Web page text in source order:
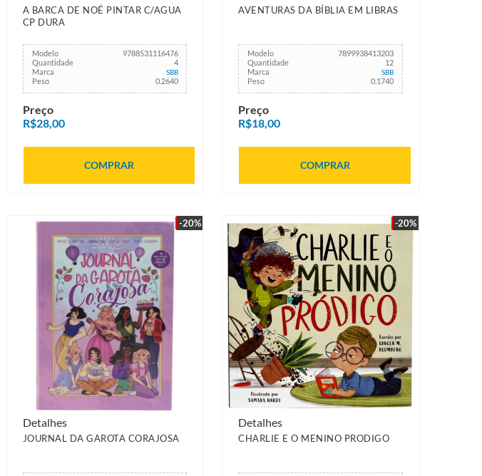
A BARCA DE NOÉ PINTAR C/AGUA
CP DURA
Modelo
9788531116476
Quantidade
4
Marca
SBB
Peso 0.2640
Preço
R$28,00
COMPRAR
AVENTURAS DA BÍBLIA EM LIBRAS
Modelo
7899938413203
Quantidade
12
Marca
SBB
Peso 0.1740
Preço
R$18,00
COMPRAR
-20%
JOURNAL DA GAROTA CORAJOSA
Detalhes
-20%
CHARLIE E O MENINO PRODIGO
Detalhes